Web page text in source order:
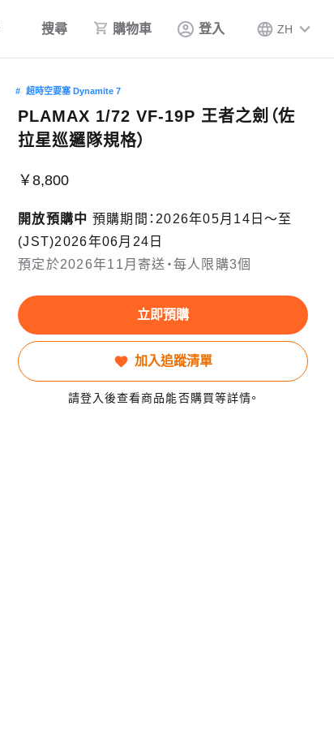
搜尋 購物車 登入 ZH
超時空要塞 Dynamite 7
PLAMAX 1/72 VF-19P 王者之劍（佐
拉星巡邏隊規格）
￥8,800
開放預購中 預購期間：2026年05月14日〜至
(JST)2026年06月24日
預定於2026年11月寄送・每人限購3個
立即預購
加入追蹤清單
請登入後查看商品能否購買等詳情。